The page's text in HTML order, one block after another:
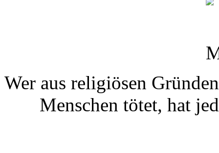
Wer aus religiösen
Menschen tötet, hat